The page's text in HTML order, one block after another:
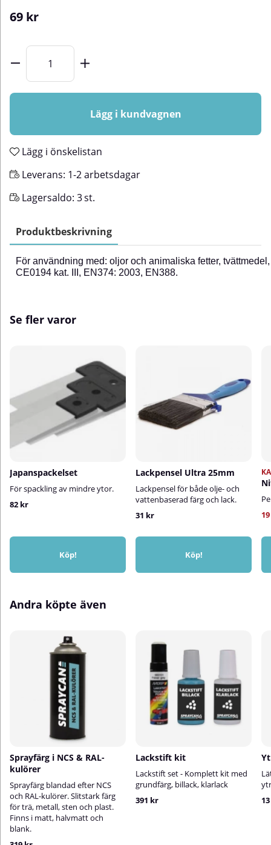
69 kr
Lägg i kundvagnen
Lägg i önskelistan
Leverans: 1-2 arbetsdagar
Lagersaldo: 3st.
Produktbeskrivning
För användning med: oljor och animaliska fetter,
CE0194 kat. III, EN374: 2003, EN388.
Se fler varor
Japanspackelset
För spackling av mindre ytor.
82 kr
Köp!
Lackpensel Ultra 25mm
Lackpensel för både olje- och
vattenbaserad färg och lack.
31 kr
Köp!
Andra köpte även
Sprayfärg i NCS & RAL-
kulörer
Sprayfärg blandad efter NCS
och RAL-kulörer. Slitstark färg
för trä, metall, sten och plast.
Finns i matt, halvmatt och
blank.
Lackstift kit
Lackstift set - Komplett kit med
grundfärg, billack, klarlack
391 kr